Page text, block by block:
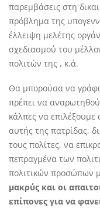
παρεμβάσεις στη
πρόβλημα της
έλλειψη μελέτης
σχεδιασμού του
πολιτών της , κ.ά.
Θα μπορούσα να
πρέπει να
κάλπες να
αυτής της πατρίδας,
τους πολίτες, να
πεπραγμένα των
πολιτικών προσώπων
μακρύς και οι
επίπονες για να